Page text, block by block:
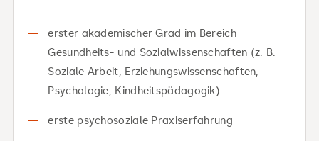
erster akademischer Grad im Bereich
Gesundheits- und Sozialwissenschaften (z. B.
Soziale Arbeit, Erziehungswissenschaften,
Psychologie, Kindheitspädagogik)
erste psychosoziale Praxiserfahrung